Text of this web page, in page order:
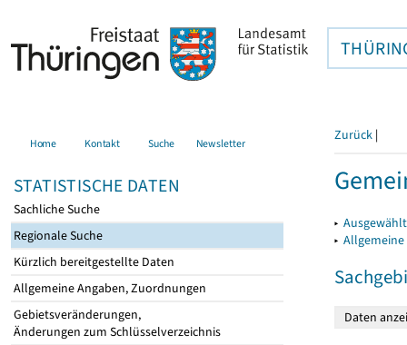
Home Kontakt Suche Newsletter
STATISTISCHE DATEN
Sachliche Suche
Regionale Suche
Kürzlich bereitgestellte Daten
Allgemeine Angaben, Zuordnungen
Gebietsveränderungen,
Änderungen zum Schlüsselverzeichnis
Zurück |
▸
▸